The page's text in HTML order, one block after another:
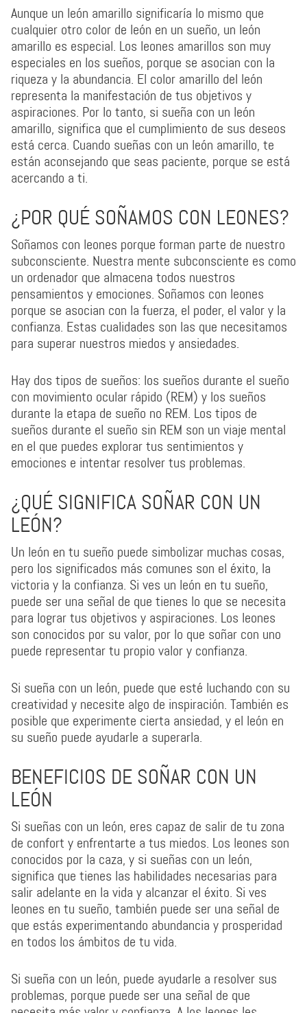
Aunque un león amarillo significaría lo mismo que
cualquier otro color de león en un sueño, un león
amarillo es especial. Los leones amarillos son muy
especiales en los sueños, porque se asocian con la
riqueza y la abundancia. El color amarillo del león
representa la manifestación de tus objetivos y
aspiraciones. Por lo tanto, si sueña con un león
amarillo, significa que el cumplimiento de sus deseos
está cerca. Cuando sueñas con un león amarillo, te
están aconsejando que seas paciente, porque se está
acercando a ti.
¿POR QUÉ SOÑAMOS CON LEONES?
Soñamos con leones porque forman parte de nuestro
subconsciente. Nuestra mente subconsciente es como
un ordenador que almacena todos nuestros
pensamientos y emociones. Soñamos con leones
porque se asocian con la fuerza, el poder, el valor y la
confianza. Estas cualidades son las que necesitamos
para superar nuestros miedos y ansiedades.
Hay dos tipos de sueños: los sueños durante el sueño
con movimiento ocular rápido (REM) y los sueños
durante la etapa de sueño no REM. Los tipos de
sueños durante el sueño sin REM son un viaje mental
en el que puedes explorar tus sentimientos y
emociones e intentar resolver tus problemas.
¿QUÉ SIGNIFICA SOÑAR CON UN
LEÓN?
Un león en tu sueño puede simbolizar muchas cosas,
pero los significados más comunes son el éxito, la
victoria y la confianza. Si ves un león en tu sueño,
puede ser una señal de que tienes lo que se necesita
para lograr tus objetivos y aspiraciones. Los leones
son conocidos por su valor, por lo que soñar con uno
puede representar tu propio valor y confianza.
Si sueña con un león, puede que esté luchando con su
creatividad y necesite algo de inspiración. También es
posible que experimente cierta ansiedad, y el león en
su sueño puede ayudarle a superarla.
BENEFICIOS DE SOÑAR CON UN
LEÓN
Si sueñas con un león, eres capaz de salir de tu zona
de confort y enfrentarte a tus miedos. Los leones son
conocidos por la caza, y si sueñas con un león,
significa que tienes las habilidades necesarias para
salir adelante en la vida y alcanzar el éxito. Si ves
leones en tu sueño, también puede ser una señal de
que estás experimentando abundancia y prosperidad
en todos los ámbitos de tu vida.
Si sueña con un león, puede ayudarle a resolver sus
problemas, porque puede ser una señal de que